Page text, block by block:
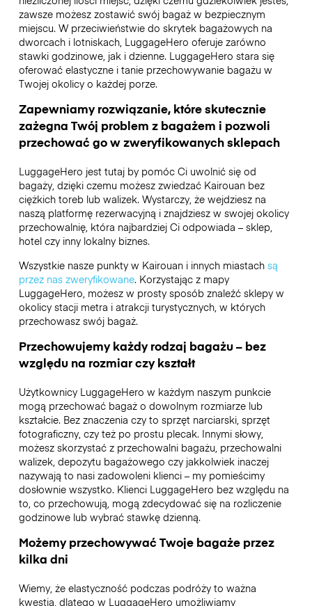
zawsze możesz zostawić swój bagaż w bezpiecznym
miejscu. W przeciwieństwie do skrytek bagażowych na
dworcach i lotniskach, LuggageHero oferuje zarówno
stawki godzinowe, jak i dzienne. LuggageHero stara się
oferować elastyczne i tanie przechowywanie bagażu w
Twojej okolicy o każdej porze.
Zapewniamy rozwiązanie, które skutecznie
zażegna Twój problem z bagażem i pozwoli
przechować go w zweryfikowanych sklepach
LuggageHero jest tutaj by pomóc Ci uwolnić się od
bagaży, dzięki czemu możesz zwiedzać Kairouan bez
ciężkich toreb lub walizek. Wystarczy, że wejdziesz na
naszą platformę rezerwacyjną i znajdziesz w swojej okolicy
przechowalnię, która najbardziej Ci odpowiada – sklep,
hotel czy inny lokalny biznes.
Wszystkie nasze punkty w Kairouan i innych miastach są
przez nas zweryfikowane. Korzystając z mapy
LuggageHero, możesz w prosty sposób znaleźć sklepy w
okolicy stacji metra i atrakcji turystycznych, w których
przechowasz swój bagaż.
Przechowujemy każdy rodzaj bagażu – bez
względu na rozmiar czy kształt
Użytkownicy LuggageHero w każdym naszym punkcie
mogą przechować bagaż o dowolnym rozmiarze lub
kształcie. Bez znaczenia czy to sprzęt narciarski, sprzęt
fotograficzny, czy też po prostu plecak. Innymi słowy,
możesz skorzystać z przechowalni bagażu, przechowalni
walizek, depozytu bagażowego czy jakkolwiek inaczej
nazywają to nasi zadowoleni klienci – my pomieścimy
dosłownie wszystko. Klienci LuggageHero bez względu na
to, co przechowują, mogą zdecydować się na rozliczenie
godzinowe lub wybrać stawkę dzienną.
Możemy przechowywać Twoje bagaże przez
kilka dni
Wiemy, że elastyczność podczas podróży to ważna
kwestia, dlatego w LuggageHero umożliwiamy